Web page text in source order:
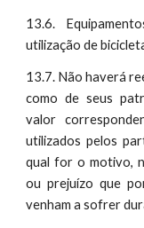
13.6.
utilização de
13.7. Não haverá
como de seus
valor
utilizados pelos
qual for o motivo,
ou prejuízo que
venham a sofrer